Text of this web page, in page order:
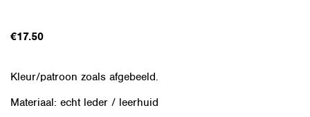
€17.50
Kleur/patroon zoals afgebeeld.
Materiaal: echt leder / leerhuid